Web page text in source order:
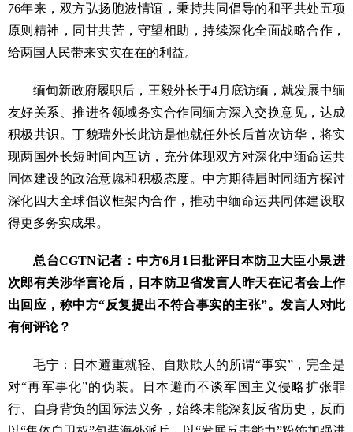
76年来，双方弘扬胞波情谊，秉持共同倡导的和平共处五项
原则精神，同甘共苦，守望相助，持续深化全面战略合作，
给两国人民带来实实在在的利益。
缅甸新政府履职后，王毅外长于4月底访缅，就发展中缅
友好关系、推进各领域务实合作同缅方深入交换意见，达成
积极共识。丁貌瑞外长此访是他就任外长后首次访华，将实
现两国外长短时间内互访，充分体现双方对深化中缅命运共
同体建设的政治意愿和积极态度。中方期待届时同缅方探讨
深化四大全球倡议框架内合作，推动中缅命运共同体建设取
得更多务实成果。
总台CGTN记者：中方6月1日批评日本防卫大臣小泉进
次郎有关涉华言论后，日本防卫省发言人昨天在记者会上作
出回应，称中方“反复提出不符合事实的主张”。发言人对此
有何评论？
毛宁：日本避重就轻、自欺欺人的所谓“事实”，完全是
对“再军事化”的伪装。日本避而不谈军国主义侵略扩张罪
行、自身背负的国际法义务，始终未能深刻反省历史，反而